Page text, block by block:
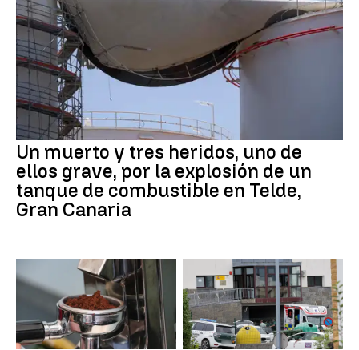
Un muerto y tres heridos, uno de
ellos grave, por la explosión de un
tanque de combustible en Telde,
Gran Canaria